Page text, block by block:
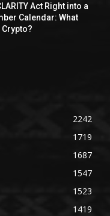
Act Right into a
Calendar: What
2242
1719
1687
1547
1523
1419